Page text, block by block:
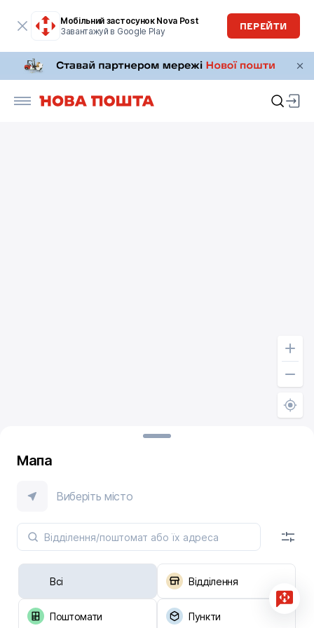
Мобільний застосунок Nova Post
Завантажуй в Google Play
ПЕРЕЙТИ
Мапа
Виберіть місто
Всі Відділення
Поштомати Пункти